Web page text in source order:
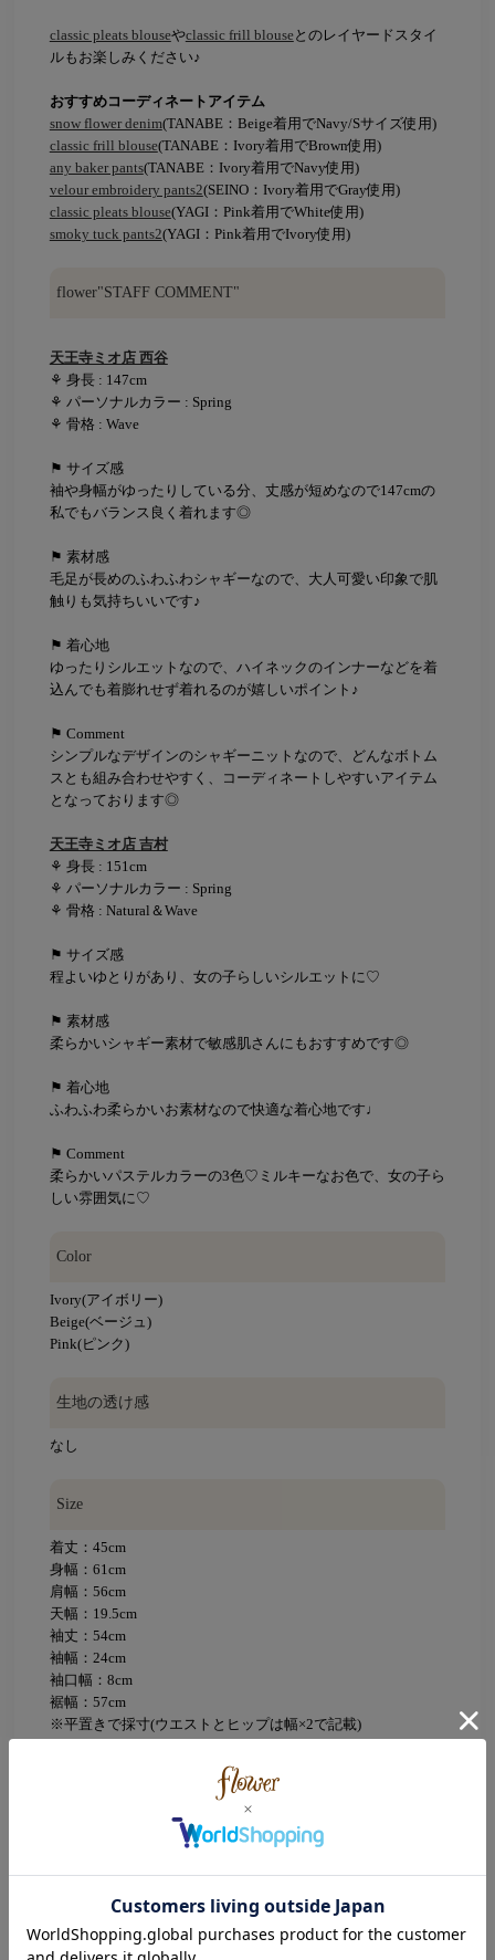
classic pleats blouseやclassic frill blouse とのレイヤードスタイ
ルもお楽しみください♪
おすすめコーディネートアイテム
snow flower denim(TANABE：Beige着用でNavy/Sサイズ使用)
classic frill blouse(TANABE：Ivory着用でBrown使用)
any baker pants(TANABE：Ivory着用でNavy使用)
velour embroidery pants2(SEINO：Ivory着用でGray使用)
classic pleats blouse(YAGI：Pink着用でWhite使用)
smoky tuck pants2(YAGI：Pink着用でIvory使用)
flower"STAFF COMMENT"
天王寺ミオ店 西谷
⚘ 身長 : 147cm
⚘ パーソナルカラー : Spring
⚘ 骨格 : Wave
⚑ サイズ感
袖や身幅がゆったりしている分、丈感が短めなので147cmの
私でもバランス良く着れます◎
⚑ 素材感
毛足が長めのふわふわシャギーなので、大人可愛い印象で肌
触りも気持ちいいです♪
⚑ 着心地
ゆったりシルエットなので、ハイネックのインナーなどを着
込んでも着膨れせず着れるのが嬉しいポイント♪
⚑ Comment
シンプルなデザインのシャギーニットなので、どんなボトム
スとも組み合わせやすく、コーディネートしやすいアイテム
となっております◎
天王寺ミオ店 吉村
⚘ 身長 : 151cm
⚘ パーソナルカラー : Spring
⚘ 骨格 : Natural＆Wave
⚑ サイズ感
程よいゆとりがあり、女の子らしいシルエットに♡
⚑ 素材感
柔らかいシャギー素材で敏感肌さんにもおすすめです◎
⚑ 着心地
ふわふわ柔らかいお素材なので快適な着心地です♩
⚑ Comment
柔らかいパステルカラーの3色♡ミルキーなお色で、女の子ら
しい雰囲気に♡
Color
Ivory(アイボリー)
Beige(ベージュ)
Pink(ピンク)
生地の透け感
なし
Size
着丈：45cm
身幅：61cm
肩幅：56cm
天幅：19.5cm
袖丈：54cm
袖幅：24cm
袖口幅：8cm
裾幅：57cm
※平置きで採寸(ウエストとヒップは幅×2で記載)
、TANABE：154cm、SEINO：155cm
本体：ポリエステル100％